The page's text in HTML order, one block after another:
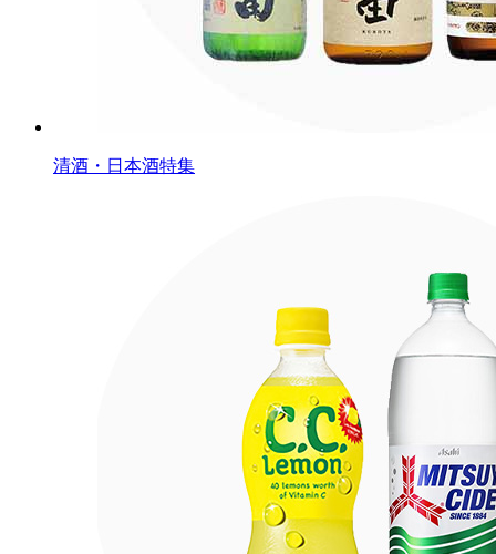
清酒・日本酒特集